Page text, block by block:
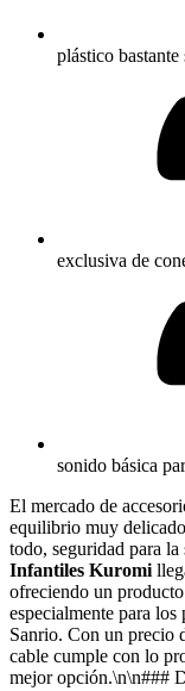
plástico bastante
exclusiva de
sonido básica
El mercado de
equilibrio muy
todo, seguridad para
Infantiles Kuromi
ofreciendo un
especialmente para
Sanrio. Con un precio
cable cumple con lo
mejor opción.\n\n###